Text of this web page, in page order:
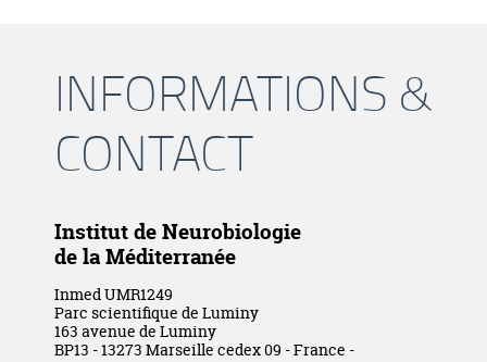
INFORMATIONS &
CONTACT
Institut de Neurobiologie
de la Méditerranée
Inmed UMR1249
Parc scientifique de Luminy
163 avenue de Luminy
BP13 - 13273 Marseille cedex 09 - France -